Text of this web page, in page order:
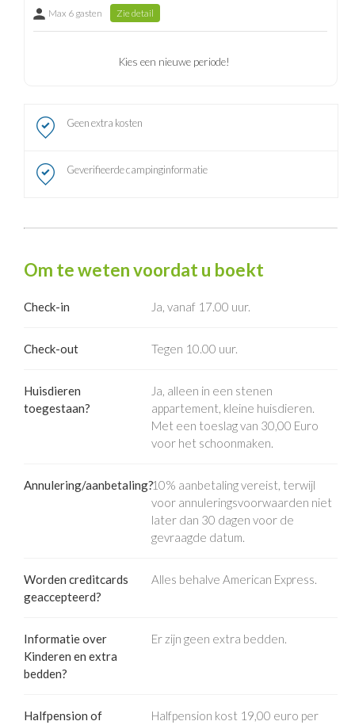
Max 6 gasten Zie detail
Kies een nieuwe periode!
Geen extra kosten
Geverifieerde campinginformatie
Om te weten voordat u boekt
Check-in Ja, vanaf 17.00 uur.
Check-out Tegen 10.00 uur.
Huisdieren
toegestaan?
Ja, alleen in een stenen
appartement, kleine huisdieren.
Met een toeslag van 30,00 Euro
voor het schoonmaken.
Annulering/aanbetaling?10% aanbetaling vereist, terwijl
voor annuleringsvoorwaarden niet
later dan 30 dagen voor de
gevraagde datum.
Worden creditcards
geaccepteerd?
Alles behalve American Express.
Informatie over
Kinderen en extra
bedden?
Er zijn geen extra bedden.
Halfpension of
Halfpension kost 19,00 euro per